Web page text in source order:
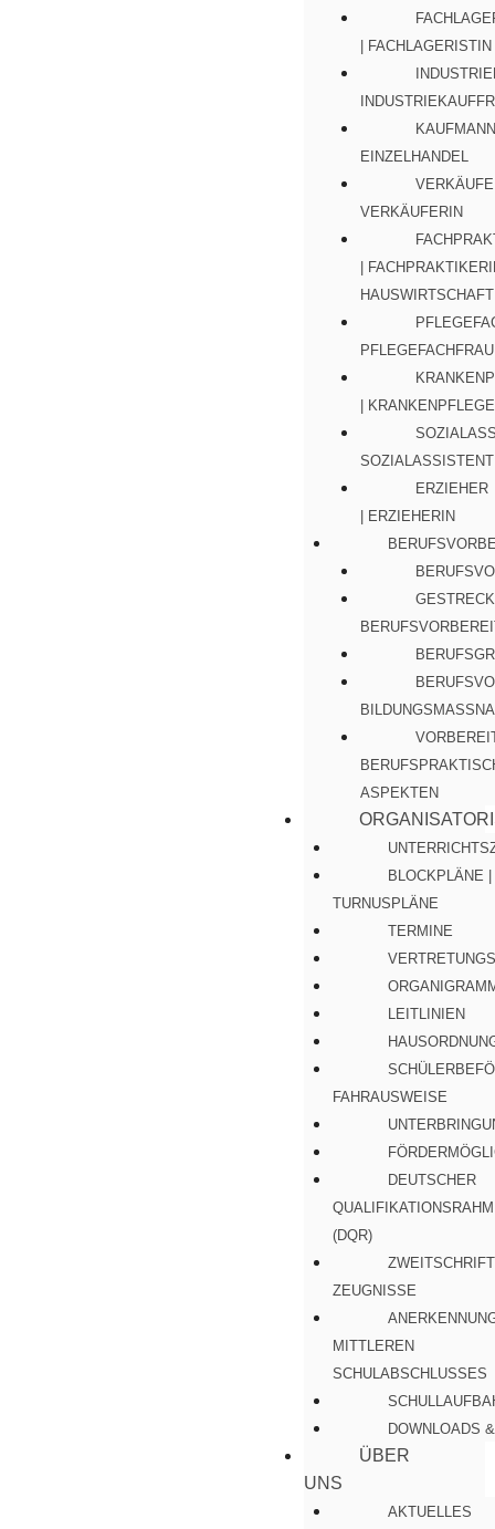
| FACHLAGERISTIN
EINZELHANDEL
VERKÄUFERIN
|
HAUSWIRTSCHAFT
PFLEGEFACHFRAU
|
ERZIEHER
| ERZIEHERIN
ASPEKTEN
BLOCKPLÄNE |
TURNUSPLÄNE
TERMINE
LEITLINIEN
FAHRAUSWEISE
DEUTSCHER
(DQR)
ZWEITSCHRIFT
ZEUGNISSE
MITTLEREN
SCHULABSCHLUSSES
DOWNLOADS
ÜBER
UNS
AKTUELLES